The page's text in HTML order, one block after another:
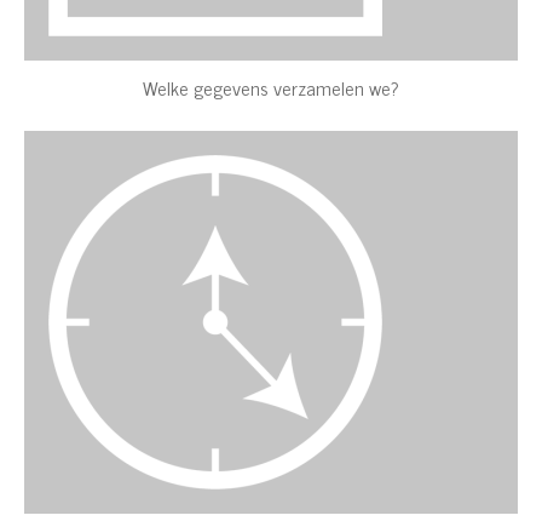
Welke gegevens verzamelen we?